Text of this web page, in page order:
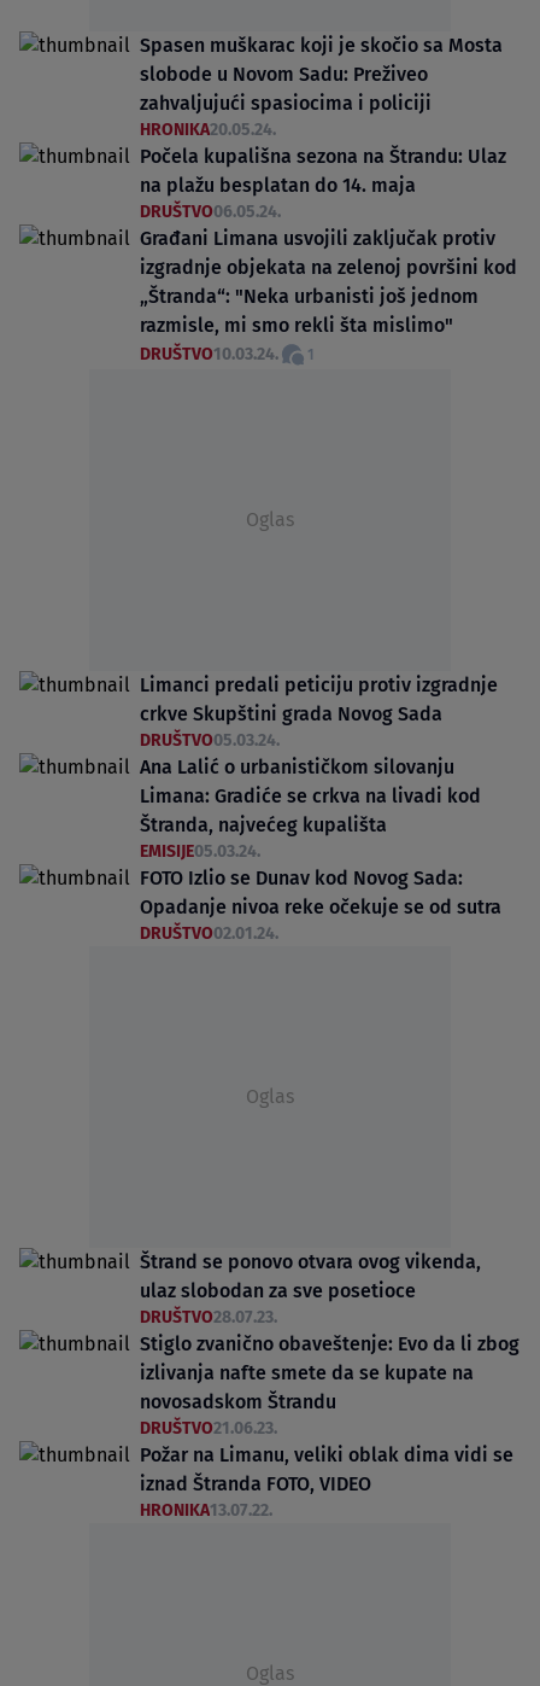
Spasen muškarac koji je skočio sa Mosta
slobode u Novom Sadu: Preživeo
zahvaljujući spasiocima i policiji
HRONIKA20.05.24.
Počela kupališna sezona na Štrandu: Ulaz
na plažu besplatan do 14. maja
DRUŠTVO06.05.24.
Građani Limana usvojili zaključak protiv
izgradnje objekata na zelenoj površini kod
„Štranda“: "Neka urbanisti još jednom
razmisle, mi smo rekli šta mislimo"
DRUŠTVO10.03.24. 1
Oglas
Limanci predali peticiju protiv izgradnje
crkve Skupštini grada Novog Sada
DRUŠTVO05.03.24.
Ana Lalić o urbanističkom silovanju
Limana: Gradiće se crkva na livadi kod
Štranda, najvećeg kupališta
EMISIJE05.03.24.
FOTO Izlio se Dunav kod Novog Sada:
Opadanje nivoa reke očekuje se od sutra
DRUŠTVO02.01.24.
Oglas
Štrand se ponovo otvara ovog vikenda,
ulaz slobodan za sve posetioce
DRUŠTVO28.07.23.
Stiglo zvanično obaveštenje: Evo da li zbog
izlivanja nafte smete da se kupate na
novosadskom Štrandu
DRUŠTVO21.06.23.
Požar na Limanu, veliki oblak dima vidi se
iznad Štranda FOTO, VIDEO
HRONIKA13.07.22.
Oglas